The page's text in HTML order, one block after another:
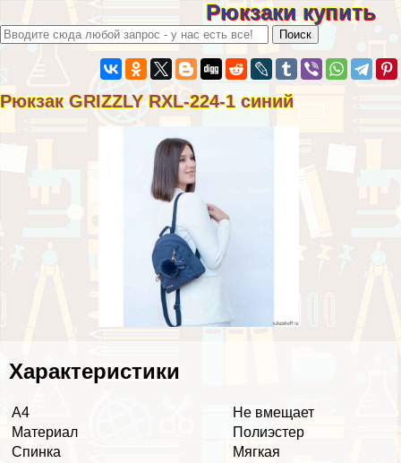
Рюкзаки купить
Рюкзак GRIZZLY RXL-224-1 синий
Хаpaктеристики
А4
Не вмещает
Материал
Полиэстер
Спинка
Мягкая